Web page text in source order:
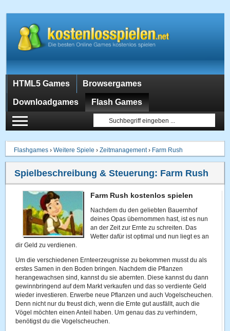
HTML5 Games Browsergames
Downloadgames Flash Games
Flashgames ›Weitere Spiele ›Zeitmanagement› Farm Rush
Spielbeschreibung & Steuerung: Farm Rush
Farm Rush kostenlos spielen
Nachdem du den geliebten Bauernhof
deines Opas übernommen hast, ist es nun
an der Zeit zur Ernte zu schreiten. Das
Wetter dafür ist optimal und nun liegt es an
dir Geld zu verdienen.
Um die verschiedenen Ernteerzeugnisse zu bekommen musst du als
erstes Samen in den Boden bringen. Nachdem die Pflanzen
herangewachsen sind, kannst du sie abernten. Diese kannst du dann
gewinnbringend auf dem Markt verkaufen und das so verdiente Geld
wieder investieren. Erwerbe neue Pflanzen und auch Vogelscheuchen.
Denn nicht nur du freust dich, wenn die Ernte gut ausfällt, auch die
Vögel möchten einen Anteil haben. Um genau das zu verhindern,
benötigst du die Vogelscheuchen.